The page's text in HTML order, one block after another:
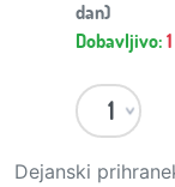
dan)
Dobavljivo:
Dejanski